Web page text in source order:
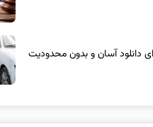
دانلود آسان و بدون محدودیت